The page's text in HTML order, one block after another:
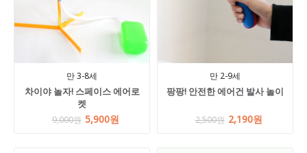
만 3-8세
차이야 놀자! 스페이스 에어로
켓
9,000원 5,900원
만 2-9세
팡팡! 안전한 에어건 발사 놀이
2,500원 2,190원